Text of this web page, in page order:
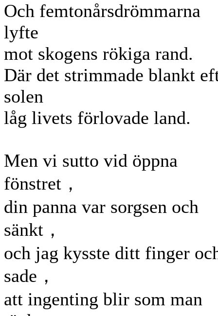
Och femtonårsdrömmarna
lyfte
mot skogens rökiga rand.
Där det strimmade blankt
solen
låg livets förlovade land.
Men vi sutto vid öppna
fönstret，
din panna var sorgsen och
sänkt，
och jag kysste ditt finger
sade，
att ingenting blir som man